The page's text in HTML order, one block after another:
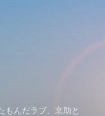
もんだラブ、京助と